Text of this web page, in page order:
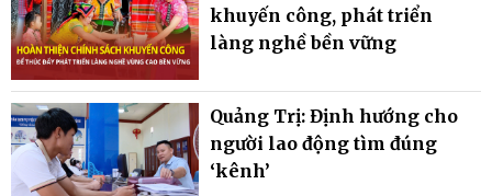
khuyến công, phát triển
làng nghề bền vững
Quảng Trị: Định hướng cho
người lao động tìm đúng
‘kênh’